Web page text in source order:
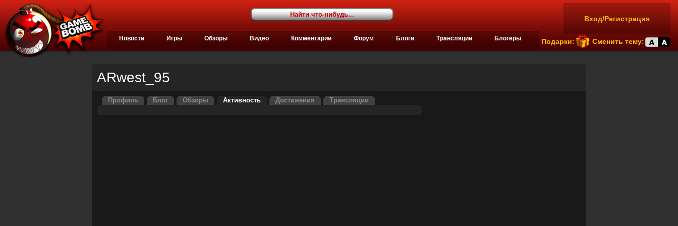
Вход/Регистрация
Подарки: Сменить тему:
Новости Игры Обзоры Видео Комментарии Форум Блоги Трансляции Блогеры
ARwest_95
Профиль Блог Обзоры Активность Достижения Трансляции